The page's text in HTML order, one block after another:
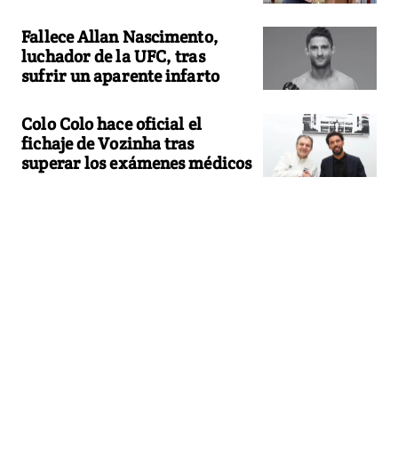
Fallece Allan Nascimento,
luchador de la UFC, tras
sufrir un aparente infarto
Colo Colo hace oficial el
fichaje de Vozinha tras
superar los exámenes médicos